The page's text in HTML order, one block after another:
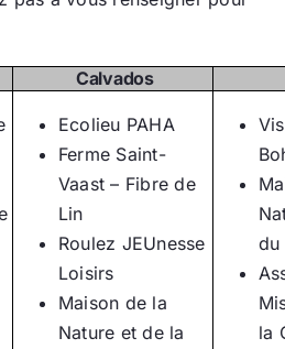
Calvados
Ecolieu PAHA
Ferme Saint-
Vaast – Fibre de
Lin
Roulez JEUnesse
Loisirs
Maison de la
Nature et de la
du
la